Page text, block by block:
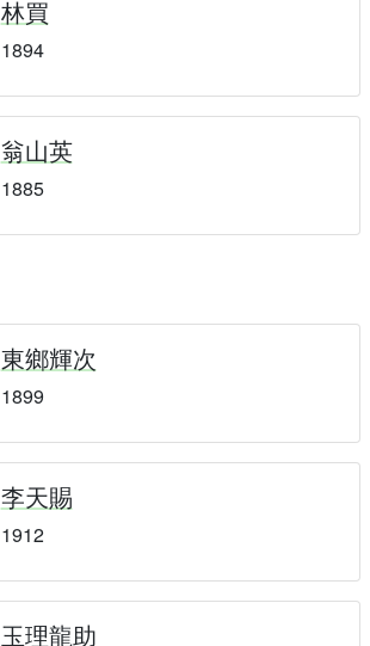
林買
1894
翁山英
1885
東鄉輝次
1899
李天賜
1912
玉理龍助